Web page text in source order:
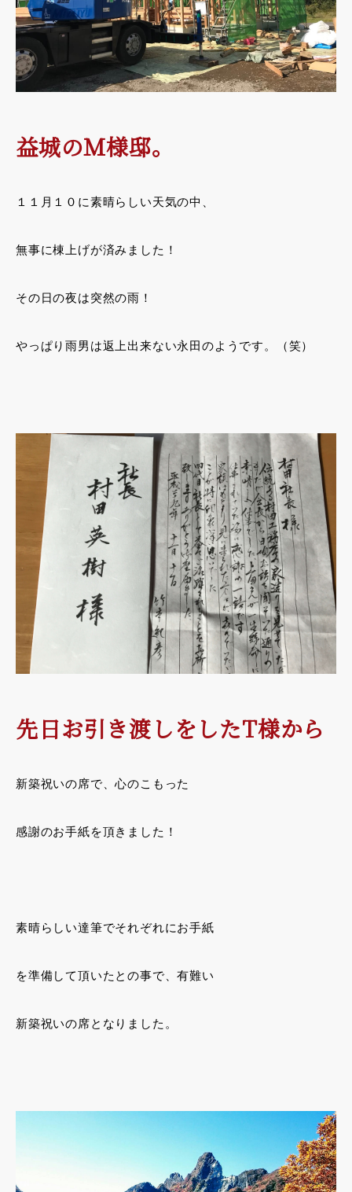
益城のＭ様邸。
１１月１０に素晴らしい天気の中、
無事に棟上げが済みました！
その日の夜は突然の雨！
やっぱり雨男は返上出来ない永田のようです。（笑）
先日お引き渡しをしたT様から
新築祝いの席で、心のこもった
感謝のお手紙を頂きました！
素晴らしい達筆でそれぞれにお手紙
を準備して頂いたとの事で、有難い
新築祝いの席となりました。